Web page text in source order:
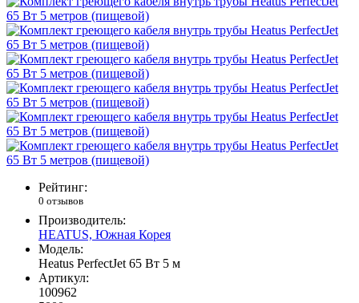
Рейтинг:
0 отзывов
Производитель:
HEATUS, Южная Корея
Модель:
Heatus PerfectJet 65 Вт 5 м
Артикул:
100962